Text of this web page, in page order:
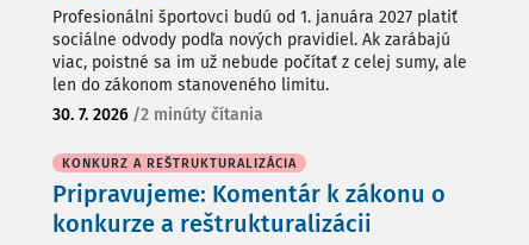
Profesionálni športovci budú od 1. januára 2027 platiť
sociálne odvody podľa nových pravidiel. Ak zarábajú
viac, poistné sa im už nebude počítať z celej sumy, ale
len do zákonom stanoveného limitu.
30. 7. 2026 /2 minúty čítania
KONKURZ A REŠTRUKTURALIZÁCIA
Pripravujeme: Komentár k zákonu o
konkurze a reštrukturalizácii